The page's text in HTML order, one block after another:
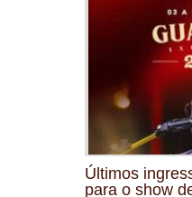
Últimos
para o show